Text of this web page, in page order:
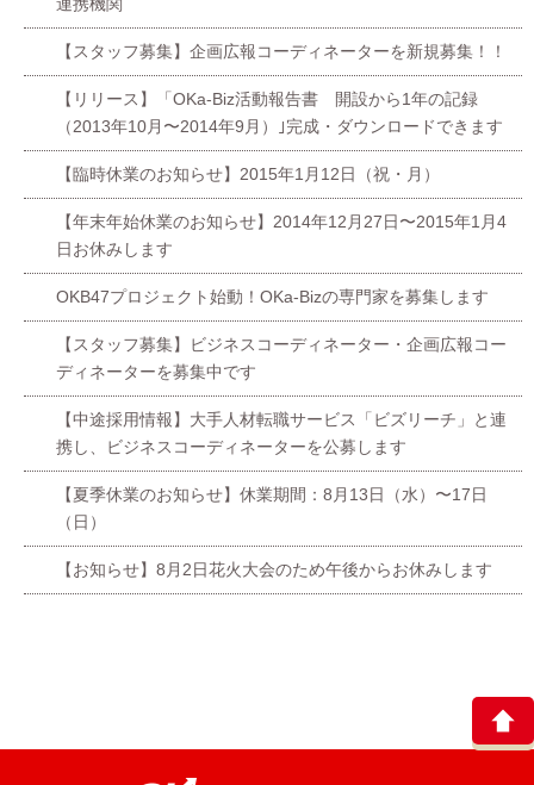
【スタッフ募集】企画広報コーディネーターを新規募集！！
【リリース】「OKa-Biz活動報告書 開設から1年の記録
（2013年10月〜2014年9月）｣完成・ダウンロードできます
【臨時休業のお知らせ】2015年1月12日（祝・月）
【年末年始休業のお知らせ】2014年12月27日〜2015年1月4
日お休みします
OKB47プロジェクト始動！OKa-Bizの専門家を募集します
【スタッフ募集】ビジネスコーディネーター・企画広報コー
ディネーターを募集中です
【中途採用情報】大手人材転職サービス「ビズリーチ」と連
携し、ビジネスコーディネーターを公募します
【夏季休業のお知らせ】休業期間：8月13日（水）〜17日
（日）
【お知らせ】8月2日花火大会のため午後からお休みします